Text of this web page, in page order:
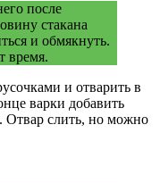
после
стакана
и обмякнуть.
время.
и отварить в
варки добавить
Отвар слить, но можно